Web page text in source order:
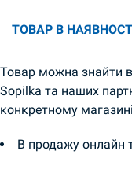
ТОВАР В
Товар можна знайти в
Sopilka та наших
конкретному
В продажу онлайн